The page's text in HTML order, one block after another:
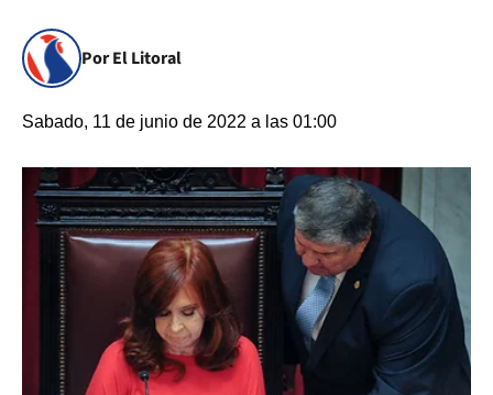
Por El Litoral
Sabado, 11 de junio de 2022 a las 01:00